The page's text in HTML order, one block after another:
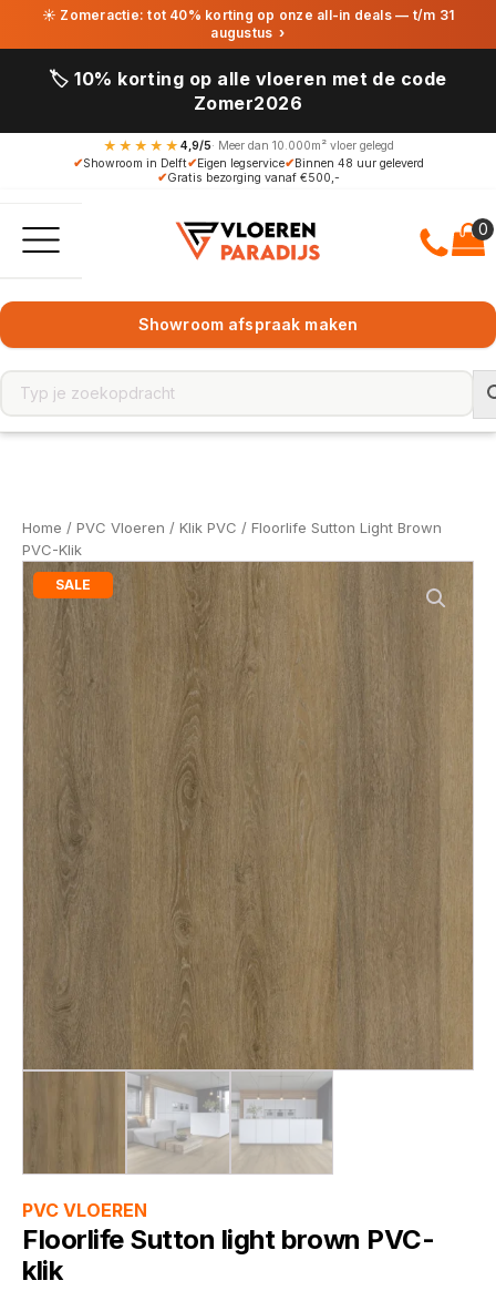
☀ Zomeractie: tot 40% korting op onze all-in deals — t/m 31
augustus ›
🏷️ 10% korting op alle vloeren met de code
Zomer2026
★★★★★ 4,9/5· Meer dan 10.000m² vloer gelegd
✔Showroom in Delft✔Eigen legservice✔Binnen 48 uur geleverd
✔Gratis bezorging vanaf €500,-
Showroom afspraak maken
Home / PVC Vloeren / Klik PVC / Floorlife Sutton Light Brown
PVC-Klik
SALE
PVC VLOEREN
Floorlife Sutton light brown PVC-
klik